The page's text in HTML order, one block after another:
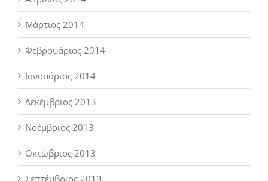
Μάρτιος 2014
Φεβρουάριος 2014
Ιανουάριος 2014
Δεκέμβριος 2013
Νοέμβριος 2013
Οκτώβριος 2013
Σεπτέμβριος 2013